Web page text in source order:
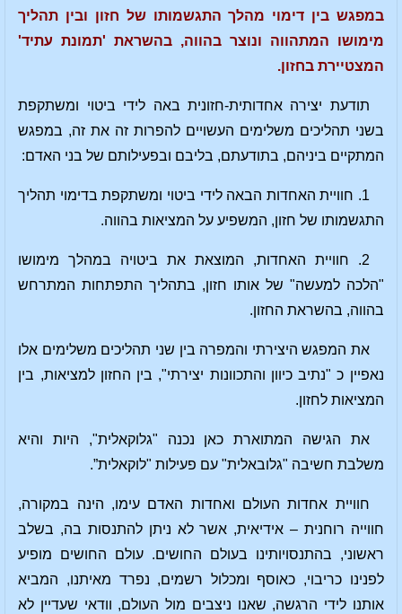
במפגש בין דימוי מהלך התגשמותו של חזון ובין תהליך
מימושו המתהווה ונוצר בהווה, בהשראת 'תמונת עתיד'
המצטיירת בחזון.
תודעת יצירה אחדותית-חזונית באה לידי ביטוי ומשתקפת
בשני תהליכים משלימים העשויים להפרות זה את זה, במפגש
המתקיים ביניהם, בתודעתם, בליבם ובפעילותם של בני האדם:
1. חוויית האחדות הבאה לידי ביטוי ומשתקפת בדימוי תהליך
התגשמותו של חזון, המשפיע על המציאות בהווה.
2. חוויית האחדות, המוצאת את ביטויה במהלך מימושו
"הלכה למעשה" של אותו חזון, בתהליך התפתחות המתרחש
בהווה, בהשראת החזון.
את המפגש היצירתי והמפרה בין שני תהליכים משלימים אלו
נאפיין כ "נתיב כיוון והתכוונות יצירתי", בין החזון למציאות, בין
המציאות לחזון.
את הגישה המתוארת כאן נכנה "גלוקאלית", היות והיא
משלבת חשיבה "גלובאלית" עם פעילות "לוקאלית”.
חוויית אחדות העולם ואחדות האדם עימו, הינה במקורה,
חווייה רוחנית – אידיאית, אשר לא ניתן להתנסות בה, בשלב
ראשוני, בהתנסויותינו בעולם החושים. עולם החושים מופיע
לפנינו כריבוי, כאוסף ומכלול רשמים, נפרד מאיתנו, המביא
אותנו לידי הרגשה, שאנו ניצבים מול העולם, וודאי שעדיין לא